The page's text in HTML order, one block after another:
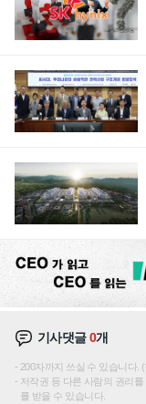
기사댓글0개
200자까지 쓰실 수 있습니다.
저작권 등 다른 사람의 권리
를 받을 수 있습니다.